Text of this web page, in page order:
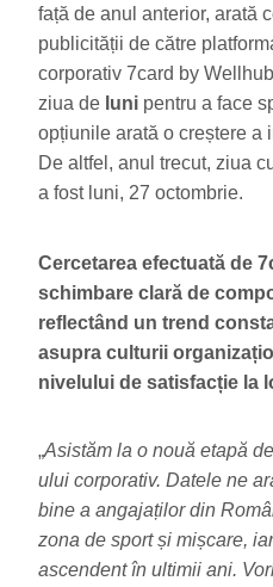
față de anul anterior, arată
publicității de către
corporativ 7card by
ziua de luni pentru a face
opțiunile arată o creștere a
De altfel, anul trecut, ziua
a fost luni, 27 octombrie.
Cercetarea efectuată de
schimbare clară de
reflectând un trend
asupra culturii
nivelului de satisfacție la
„Asistăm la o nouă etapă
ului corporativ. Datele ne
bine a angajaților din
zona de sport și mișcare,
ascendent în ultimii ani.